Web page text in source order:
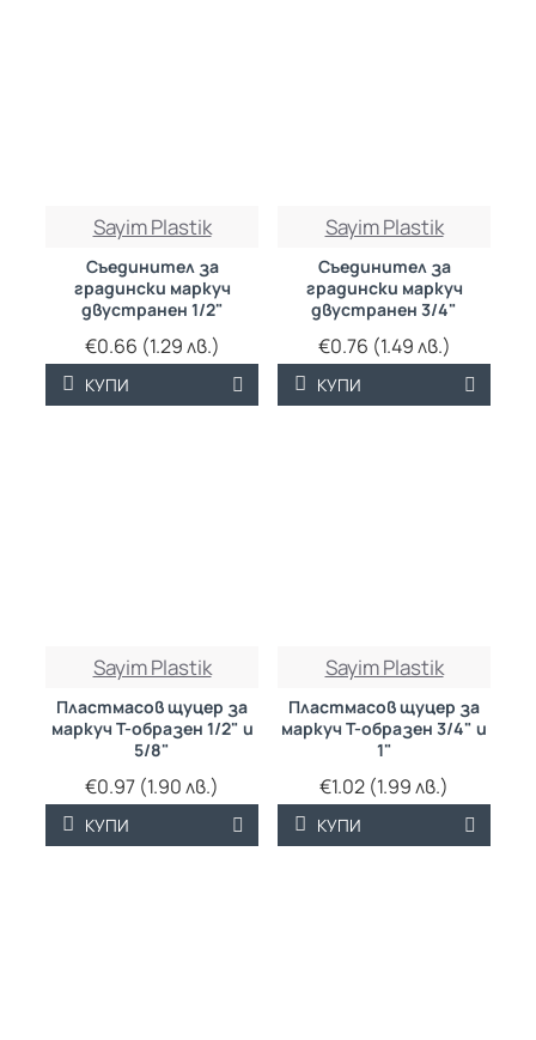
Sayim Plastik
Съединител за
градински маркуч
двустранен 1/2"
€0.66 (1.29 лв.)
КУПИ
Sayim Plastik
Съединител за
градински маркуч
двустранен 3/4"
€0.76 (1.49 лв.)
КУПИ
Sayim Plastik
Пластмасов щуцер за
маркуч Т-образен 1/2" и
5/8"
€0.97 (1.90 лв.)
КУПИ
Sayim Plastik
Пластмасов щуцер за
маркуч Т-образен 3/4" и
1"
€1.02 (1.99 лв.)
КУПИ